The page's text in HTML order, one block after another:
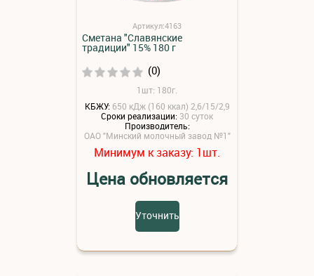
Артикул:4163
Сметана "Славянские
традиции" 15% 180 г
(0)
1шт: 180г.
КБЖУ: 650 кДж (160 ккал) 2,6/15/2,9
Сроки реализации: 30 суток
Производитель:
ОАО "Минский молочный завод №1"
Минимум к заказу: 1шт.
Цена обновляется
Уточнить